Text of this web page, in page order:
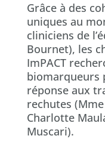
Grâce à des
uniques au
cliniciens de
Bournet), les
ImPACT
biomarqueurs
réponse aux
rechutes
Charlotte
Muscari).